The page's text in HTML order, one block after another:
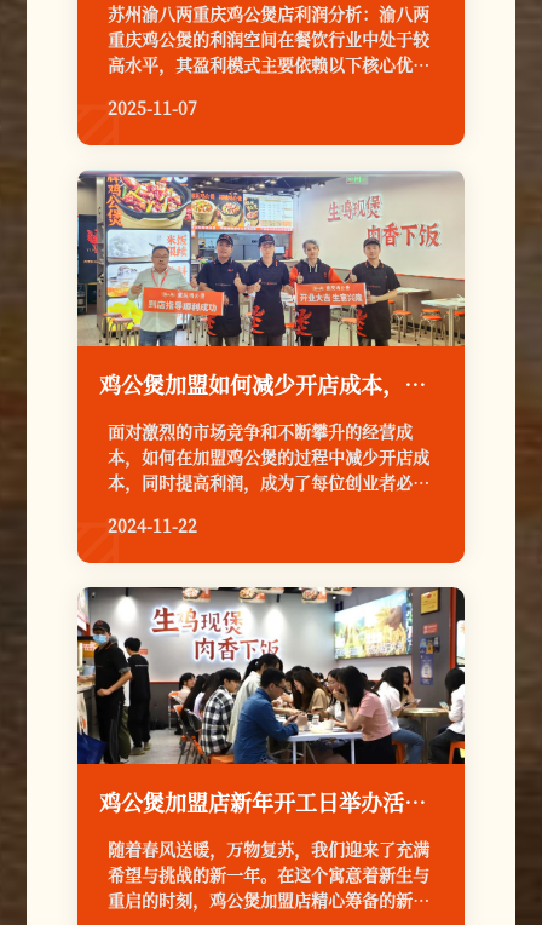
苏州渝八两重庆鸡公煲店利润分析：渝八两
重庆鸡公煲的利润空间在餐饮行业中处于较
高水平，其盈利模式主要依赖以下核心优
2025-11-07

鸡公煲加盟如何减少开店成本，提高利润
面对激烈的市场竞争和不断攀升的经营成
本，如何在加盟鸡公煲的过程中减少开店成
本，同时提高利润，成为了每位创业者必须
藏在细节中的智慧，为您的鸡公煲加盟店铺
铺设一条通往成功的康庄大道。
2024-11-22

鸡公煲加盟店新年开工日举办活动的重要性
随着春风送暖，万物复苏，我们迎来了充满
希望与挑战的新一年。在这个寓意着新生与
重启的时刻，鸡公煲加盟店精心筹备的新年